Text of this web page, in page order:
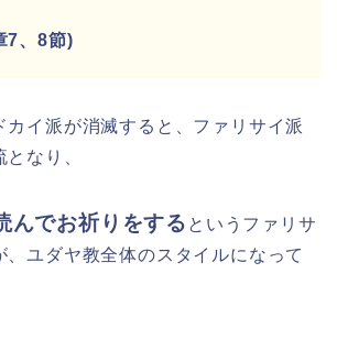
7、8節)
イ派が消滅すると、 ファリサイ派
なり、
んでお祈りをする というファリサ
、ユダヤ教全体のスタイルになって